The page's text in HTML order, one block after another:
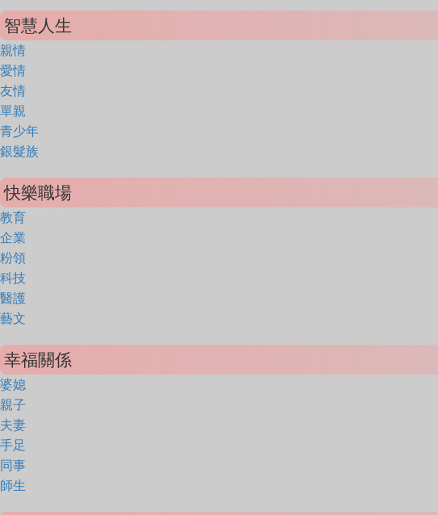
智慧人生
親情
愛情
友情
單親
青少年
銀髮族
快樂職場
教育
企業
粉領
科技
醫護
藝文
幸福關係
婆媳
親子
夫妻
手足
同事
師生